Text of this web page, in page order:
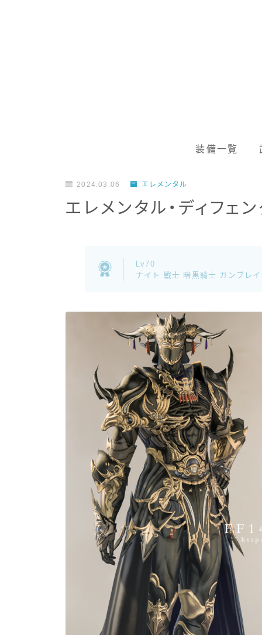
装備一覧
2024.03.06 エレメンタル
エレメンタル・ディフェ
Lv70
ナイト 戦士 暗黒騎士 ガンブレ